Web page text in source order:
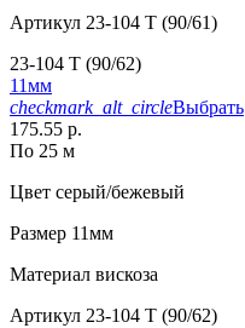
Артикул 23-104 T (90/61)
23-104 T (90/62)
11мм
checkmark_alt_circleВыбрать
175.55 р.
По 25 м
Цвет серый/бежевый
Размер 11мм
Материал вискоза
Артикул 23-104 T (90/62)